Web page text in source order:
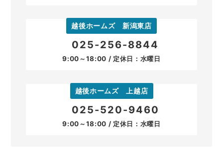
越後ホームズ 新潟東店
025-256-8844
9:00～18:00 / 定休日：水曜日
越後ホームズ 上越店
025-520-9460
9:00～18:00 / 定休日：水曜日